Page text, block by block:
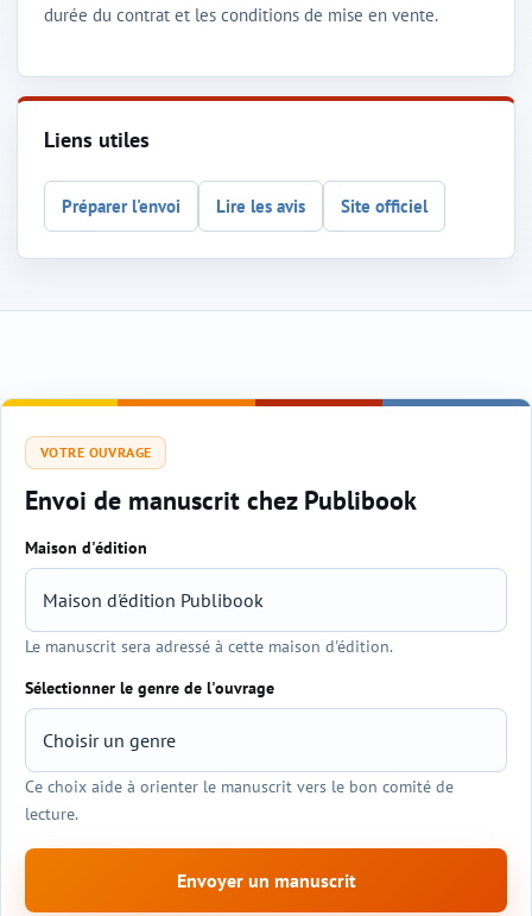
durée du contrat et les conditions de mise en vente.
Liens utiles
Préparer l'envoi Lire les avis Site officiel
VOTRE OUVRAGE
Envoi de manuscrit chez Publibook
Sélection de l'éditeur et du genre
Maison d'édition
Le manuscrit sera adressé à cette maison d'édition.
Sélectionner le genre de l'ouvrage
Ce choix aide à orienter le manuscrit vers le bon comité de
lecture.
Envoyer un manuscrit